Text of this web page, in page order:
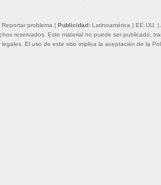
Reportar problema | Publicidad: Latinoamérica | EE.UU. |
reservados. Este material no puede ser publicado,
legales. El uso de este sitio implica la aceptación de la